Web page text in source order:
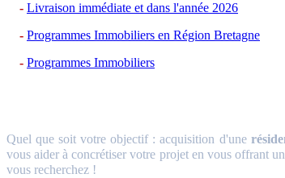
Livraison immédiate et dans l'année 2026
Programmes Immobiliers en Région Bretagne
Programmes Immobiliers
Quel que soit votre objectif : acquisition d'une
vous aider à concrétiser votre projet en vous offrant
vous recherchez !